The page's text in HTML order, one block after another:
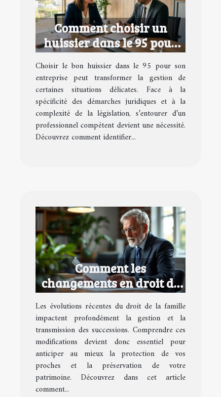
Comment choisir un
huissier dans le 95 pour
votre entreprise ?
Choisir le bon huissier dans le 95 pour son
entreprise peut transformer la gestion de
certaines situations délicates. Face à la
spécificité des démarches juridiques et à la
complexité de la législation, s’entourer d’un
professionnel compétent devient une nécessité.
Découvrez comment identifier...
Comment les
changements en droit de
la famille affectent vos
successions ?
Les évolutions récentes du droit de la famille
impactent profondément la gestion et la
transmission des successions. Comprendre ces
modifications devient donc essentiel pour
anticiper au mieux la protection de vos
proches et la préservation de votre
patrimoine. Découvrez dans cet article
comment...